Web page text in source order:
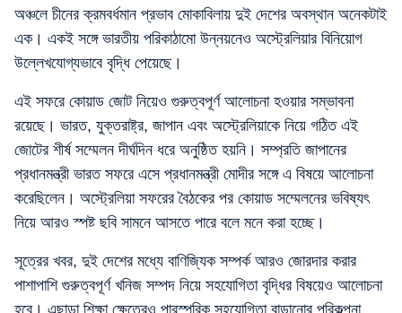
অঞ্চলে চীনের ক্রমবর্ধমান প্রভাব মোকাবিলায় দুই দেশের অবস্থান অনেকটাই
এক। একই সঙ্গে ভারতীয় পরিকাঠামো উন্নয়নেও অস্ট্রেলিয়ার বিনিয়োগ
উল্লেখযোগ্যভাবে বৃদ্ধি পেয়েছে।
এই সফরে কোয়াড জোট নিয়েও গুরুত্বপূর্ণ আলোচনা হওয়ার সম্ভাবনা
রয়েছে। ভারত, যুক্তরাষ্ট্র, জাপান এবং অস্ট্রেলিয়াকে নিয়ে গঠিত এই
জোটের শীর্ষ সম্মেলন দীর্ঘদিন ধরে অনুষ্ঠিত হয়নি। সম্প্রতি জাপানের
প্রধানমন্ত্রী ভারত সফরে এসে প্রধানমন্ত্রী মোদীর সঙ্গে এ বিষয়ে আলোচনা
করেছিলেন। অস্ট্রেলিয়া সফরের বৈঠকের পর কোয়াড সম্মেলনের ভবিষ্যৎ
নিয়ে আরও স্পষ্ট ছবি সামনে আসতে পারে বলে মনে করা হচ্ছে।
সূত্রের খবর, দুই দেশের মধ্যে বাণিজ্যিক সম্পর্ক আরও জোরদার করার
পাশাপাশি গুরুত্বপূর্ণ খনিজ সম্পদ নিয়ে সহযোগিতা বৃদ্ধির বিষয়েও আলোচনা
হবে। এছাড়া শিক্ষা ক্ষেত্রেও পারস্পরিক সহযোগিতা বাড়ানোর পরিকল্পনা